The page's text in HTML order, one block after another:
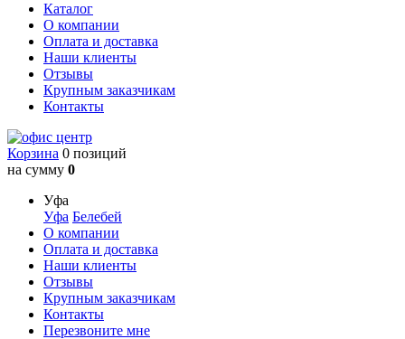
Каталог
О компании
Оплата и доставка
Наши клиенты
Отзывы
Крупным заказчикам
Контакты
Корзина 0 позиций
на сумму 0
Уфа
Уфа Белебей
О компании
Оплата и доставка
Наши клиенты
Отзывы
Крупным заказчикам
Контакты
Перезвоните мне